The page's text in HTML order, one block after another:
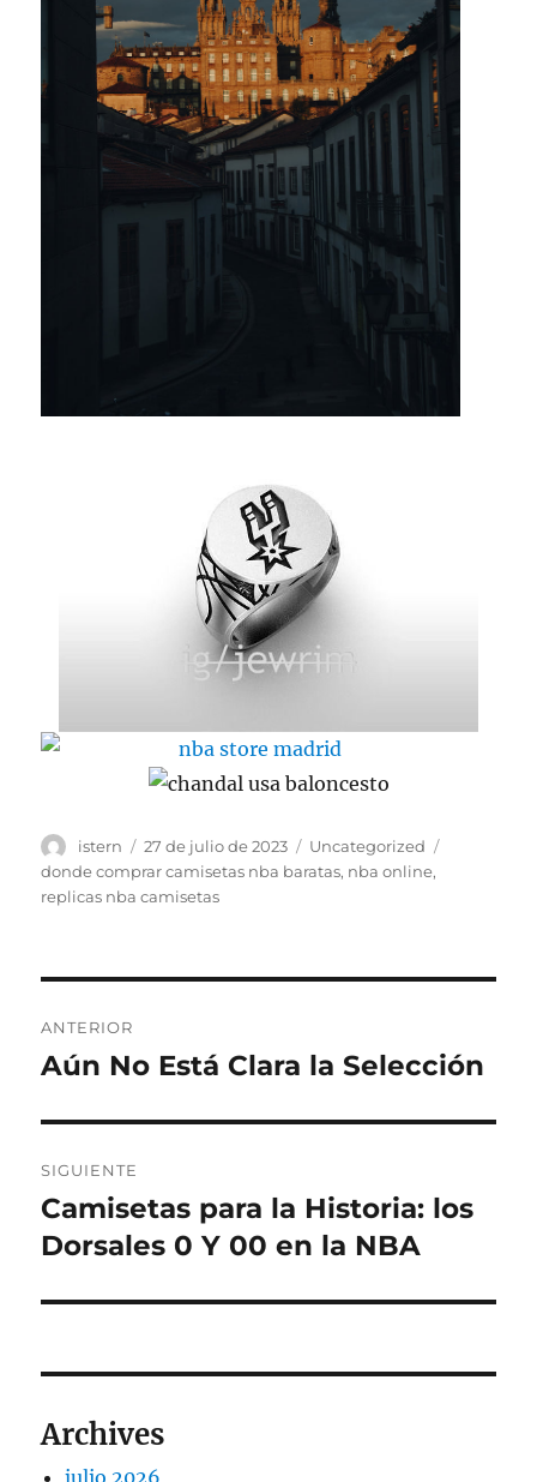
Autor
istern
Publicado
el
27 de julio de 2023 Categorías
Uncategorized
donde comprar camisetas nba baratas, nba online,
replicas nba camisetas
de
ANTERIOR
Entrada
Aún No Está Clara la Selección
SIGUIENTE
Entrada
siguiente:
Camisetas para la Historia: los
Dorsales 0 Y 00 en la NBA
Archives